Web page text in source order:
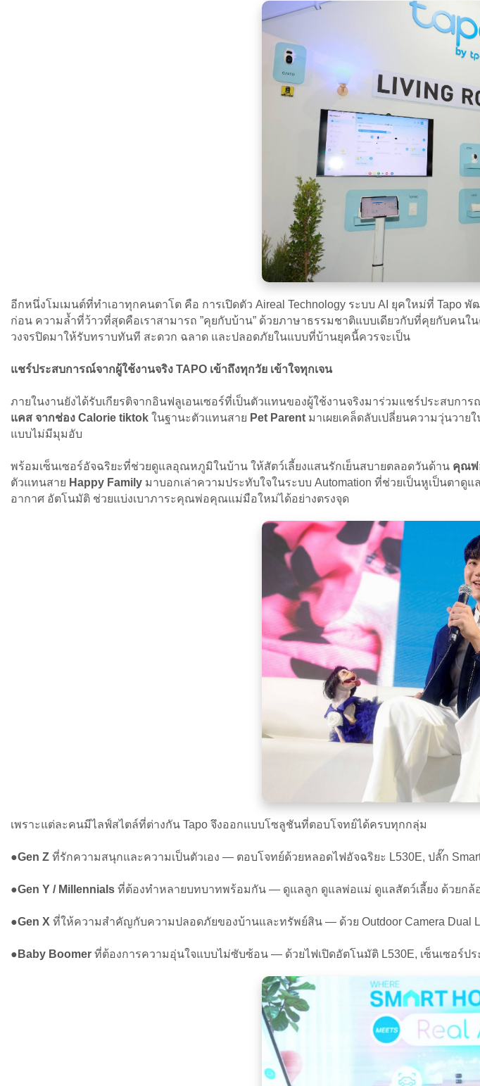
อีกหนึ่งโมเมนต์ที่ทำเอาทุกคนตาโต คือ การเปิดตัว Aireal Technology ระบบ AI ยุคใหม่ที่
ก่อน ความล้ำที่ว้าวที่สุดคือเราสามารถ ”คุยกับบ้าน” ด้วยภาษาธรรมชาติแบบเดียวกับที่คุยกับคน
วงจรปิดมาให้รับทราบทันที สะดวก ฉลาด และปลอดภัยในแบบที่บ้านยุคนี้ควรจะเป็น
แชร์ประสบการณ์จากผู้ใช้งานจริง TAPO เข้าถึงทุกวัย เข้าใจทุกเจน
ภายในงานยังได้รับเกียรติจากอินฟลูเอนเซอร์ที่เป็นตัวแทนของผู้ใช้งานจริงมาร่วมแชร์ประสบกา
แคส จากช่อง Calorie tiktok ในฐานะตัวแทนสาย Pet Parent มาเผยเคล็ดลับเปลี่ยนความวุ่นวาย
แบบไม่มีมุมอับ
พร้อมเซ็นเซอร์อัจฉริยะที่ช่วยดูแลอุณหภูมิในบ้าน ให้สัตว์เลี้ยงแสนรักเย็นสบายตลอดวันด้าน คุณพ่
ตัวแทนสาย Happy Family มาบอกเล่าความประทับใจในระบบ Automation ที่ช่วยเป็นหูเป็นตาดู
อากาศ อัตโนมัติ ช่วยแบ่งเบาภาระคุณพ่อคุณแม่มือใหม่ได้อย่างตรงจุด
เพราะแต่ละคนมีไลฟ์สไตล์ที่ต่างกัน Tapo จึงออกแบบโซลูชันที่ตอบโจทย์ได้ครบทุกกลุ่ม
●Gen Z ที่รักความสนุกและความเป็นตัวเอง — ตอบโจทย์ด้วยหลอดไฟอัจฉริยะ L530E, ปลั๊ก
●Gen Y / Millennials ที่ต้องทำหลายบทบาทพร้อมกัน — ดูแลลูก ดูแลพ่อแม่ ดูแลสัตว์เลี้ยง ด้วยกล้อ
●Gen X ที่ให้ความสำคัญกับความปลอดภัยของบ้านและทรัพย์สิน — ด้วย Outdoor Camera Dual
● Baby Boomer ที่ต้องการความอุ่นใจแบบไม่ซับซ้อน — ด้วยไฟเปิดอัตโนมัติ L530E, เซ็นเซอร์ป